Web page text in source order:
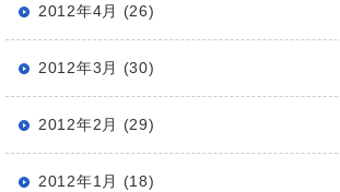
2012年4月 (26)
2012年3月 (30)
2012年2月 (29)
2012年1月 (18)